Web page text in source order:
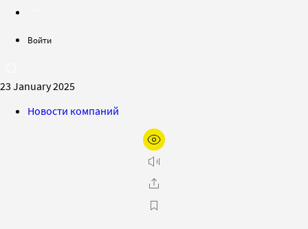
Войти
23 January 2025
Новости компаний